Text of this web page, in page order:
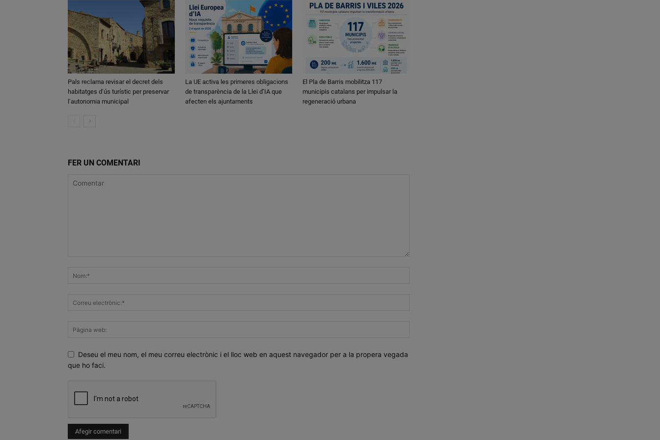
Pals reclama revisar el decret dels
habitatges d’ús turístic per preservar
l’autonomia municipal
La UE activa les primeres obligacions
de transparència de la Llei d’IA que
afecten els ajuntaments
El Pla de Barris mobilitza 117
municipis catalans per impulsar la
regeneració urbana
FER UN COMENTARI
Deseu el meu nom, el meu correu electrònic i el lloc web en aquest navegador per a la propera vegada
que ho faci.